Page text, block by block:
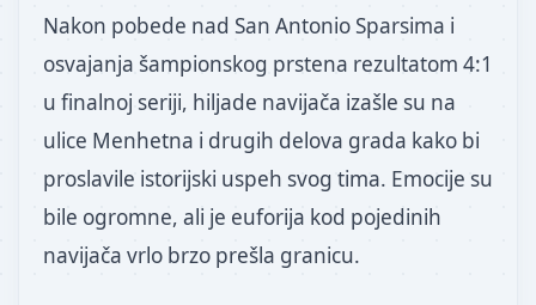
Nakon pobede nad San Antonio Sparsima i
osvajanja šampionskog prstena rezultatom 4:1
u finalnoj seriji, hiljade navijača izašle su na
ulice Menhetna i drugih delova grada kako bi
proslavile istorijski uspeh svog tima. Emocije su
bile ogromne, ali je euforija kod pojedinih
navijača vrlo brzo prešla granicu.